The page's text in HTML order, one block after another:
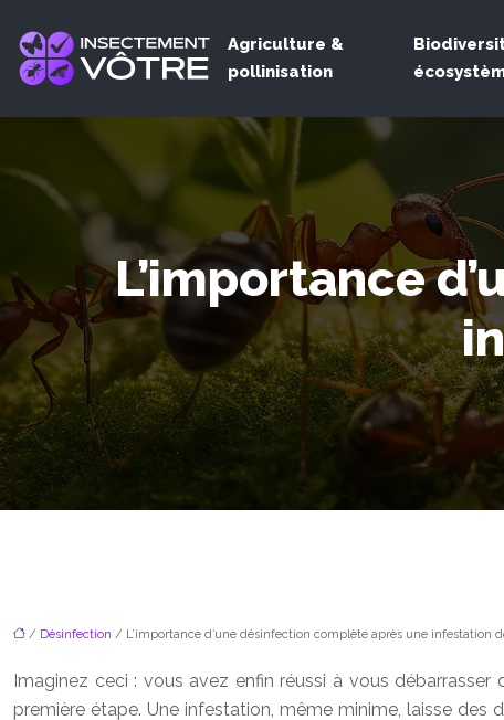
Agriculture &
pollinisation
L’importance
/ Désinfection / L’importance d’une désinfection complète après une infestation
Imaginez ceci : vous avez enfin réussi à vous débarrasser
première étape. Une infestation, même minime, laisse